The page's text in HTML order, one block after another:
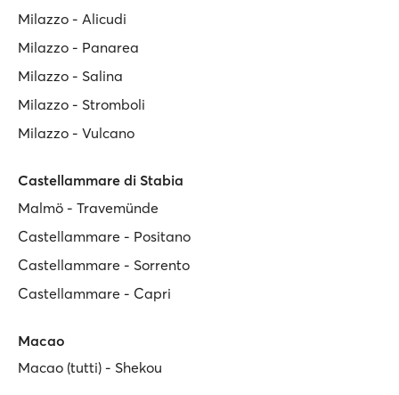
Milazzo - Alicudi
Milazzo - Panarea
Milazzo - Salina
Milazzo - Stromboli
Milazzo - Vulcano
Castellammare di Stabia
Malmö - Travemünde
Castellammare - Positano
Castellammare - Sorrento
Castellammare - Capri
Macao
Macao (tutti) - Shekou